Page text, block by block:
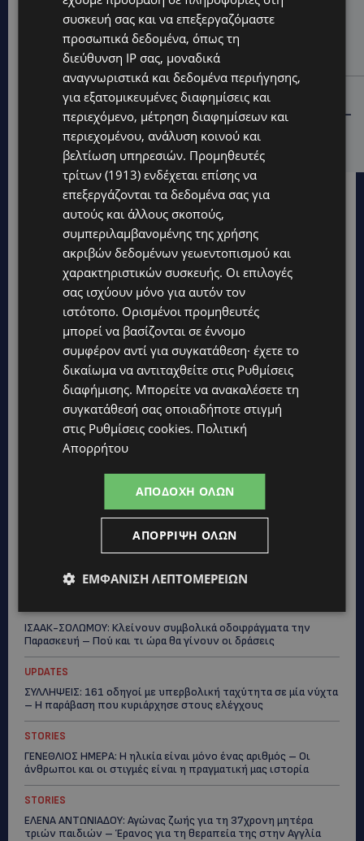
UPDATES
ΣΥΛΛΗΨΕΙΣ: 161 οδηγοί με υπερβολική ταχύτητα σε
μία νύχτα – Η παράβαση που κυριάρχησε στους
ελέγχους
STORIES
ΓΕΝΕΘΛΙΟΣ ΗΜΕΡΑ: Η ηλικία είναι μόνο ένας αριθμός –
Οι άνθρωποι και οι στιγμές είναι η πραγματική μας
ιστορία
Topics
VIRAL: Κοράκι πήρε στο κυνήγι γυναίκα – Η απρόσμενη
επίθεση καταγράφηκε σε βίντεο
αυτοκινητόδρομο Αμμοχώστου – Λάρνακας
ΙΣΑΑΚ-ΣΟΛΩΜΟΥ: Κλείνουν συμβολικά οδοφράγματα την
Παρασκευή – Πού και τι ώρα θα γίνουν οι δράσεις
UPDATES
ΣΥΛΛΗΨΕΙΣ: 161 οδηγοί με υπερβολική ταχύτητα σε μία νύχτα
– Η παράβαση που κυριάρχησε στους ελέγχους
STORIES
ΓΕΝΕΘΛΙΟΣ ΗΜΕΡΑ: Η ηλικία είναι μόνο ένας αριθμός – Οι
άνθρωποι και οι στιγμές είναι η πραγματική μας ιστορία
STORIES
ΕΛΕΝΑ ΑΝΤΩΝΙΑΔΟΥ: Αγώνας ζωής για τη 37χρονη μητέρα
τριών παιδιών – Έρανος για τη θεραπεία της στην Αγγλία
συσκευή σας και να επεξεργαζόμαστε
προσωπικά δεδομένα, όπως τη
διεύθυνση IP σας, μοναδικά
αναγνωριστικά και δεδομένα περιήγησης,
για εξατομικευμένες διαφημίσεις και
περιεχόμενο, μέτρηση διαφημίσεων και
περιεχομένου, ανάλυση κοινού και
βελτίωση υπηρεσιών. Προμηθευτές
τρίτων (1913) ενδέχεται επίσης να
επεξεργάζονται τα δεδομένα σας για
αυτούς και άλλους σκοπούς,
συμπεριλαμβανομένης της χρήσης
ακριβών δεδομένων γεωεντοπισμού και
χαρακτηριστικών συσκευής. Οι επιλογές
σας ισχύουν μόνο για αυτόν τον
ιστότοπο. Ορισμένοι προμηθευτές
μπορεί να βασίζονται σε έννομο
συμφέρον αντί για συγκατάθεση· έχετε το
δικαίωμα να αντιταχθείτε στις Ρυθμίσεις
διαφήμισης. Μπορείτε να ανακαλέσετε τη
συγκατάθεσή σας οποιαδήποτε στιγμή
στις Ρυθμίσεις cookies. Πολιτική
Απορρήτου
ΑΠΟΔΟΧΉ ΌΛΩΝ
ΑΠΌΡΡΙΨΗ ΌΛΩΝ
ΕΜΦΆΝΙΣΗ ΛΕΠΤΟΜΕΡΕΙΏΝ